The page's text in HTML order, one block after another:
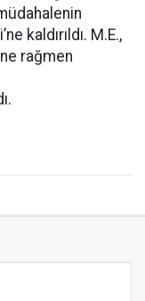
kaldırıldı. M.E.,
rağmen